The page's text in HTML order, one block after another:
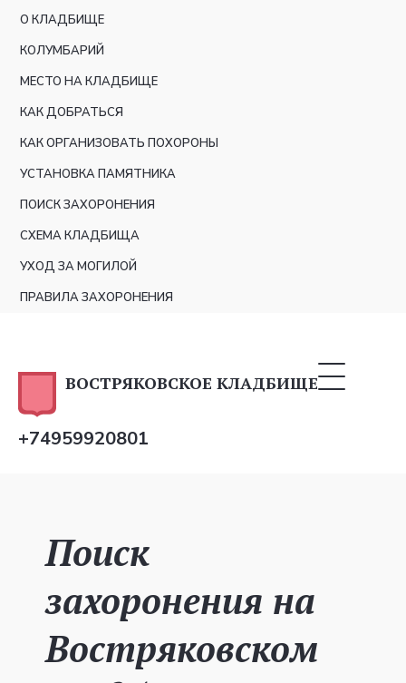
О КЛАДБИЩЕ
КОЛУМБАРИЙ
МЕСТО НА КЛАДБИЩЕ
КАК ДОБРАТЬСЯ
КАК ОРГАНИЗОВАТЬ ПОХОРОНЫ
УСТАНОВКА ПАМЯТНИКА
ПОИСК ЗАХОРОНЕНИЯ
СХЕМА КЛАДБИЩА
УХОД ЗА МОГИЛОЙ
ПРАВИЛА ЗАХОРОНЕНИЯ
ВОСТРЯКОВСКОЕ КЛАДБИЩЕ
+74959920801
Поиск
захоронения на
Востряковском